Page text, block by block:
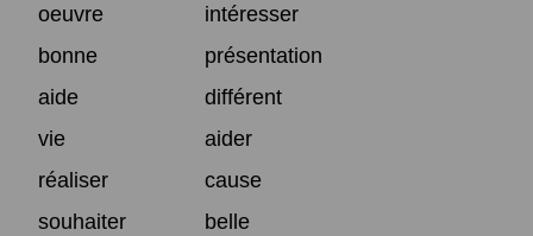
oeuvre
intéresser
bonne
présentation
aide
différent
vie
aider
réaliser
cause
souhaiter
belle